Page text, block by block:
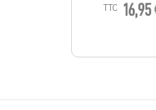
TTC 16,95